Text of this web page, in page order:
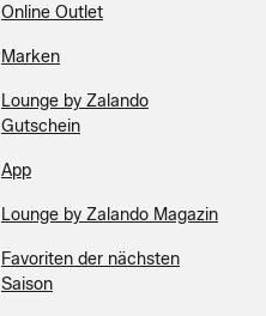
Online Outlet
Marken
Lounge by Zalando
Gutschein
App
Lounge by Zalando Magazin
Favoriten der nächsten
Saison